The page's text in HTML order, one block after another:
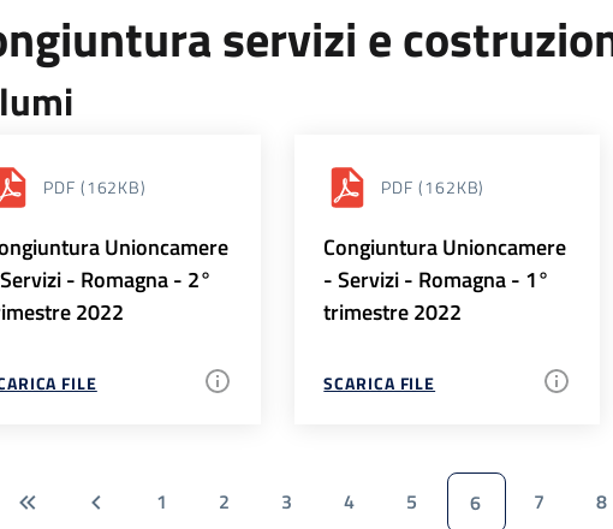
servizi e
PDF (162KB)
Unioncamere
- Romagna - 2°
2022
FILE
PDF (162KB)
Congiuntura Unioncamere
- Servizi - Romagna - 1°
trimestre 2022
SCARICA FILE
1 2 3 4 5 6 7 8